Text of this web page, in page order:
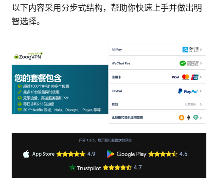
以下内容采用分步式结构，帮助你快速上手并做出明
智选择。